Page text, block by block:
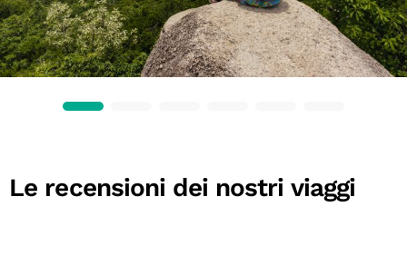
Le recensioni dei nostri viaggi